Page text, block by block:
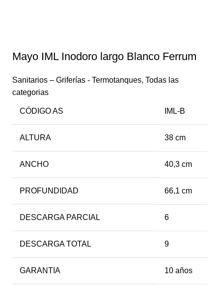
Mayo IML Inodoro largo Blanco Ferrum
Sanitarios – Griferías - Termotanques, Todas las
categorias
CÓDIGO AS IML-B
ALTURA 38 cm
ANCHO 40,3 cm
PROFUNDIDAD 66,1 cm
DESCARGA PARCIAL 6
DESCARGA TOTAL 9
GARANTIA 10 años